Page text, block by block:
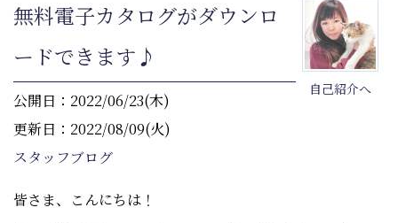
自己紹介へ
無料電子カタログがダウンロ
ードできます♪
公開日：2022/06/23(木)
更新日：2022/08/09(火)
スタッフブログ
皆さま、こんにちは！